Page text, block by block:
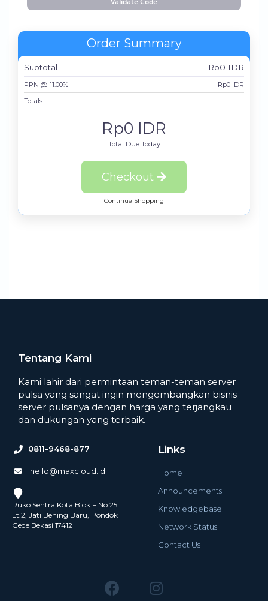
Order Summary
Subtotal Rp0 IDR
PPN @ 11.00%
Rp0 IDR
Totals
Rp0 IDR
Total Due Today
Checkout
Continue Shopping
Tentang Kami
Kami lahir dari permintaan teman-teman server
pulsa yang sangat ingin mengembangkan bisnis
server pulsanya dengan harga yang terjangkau
dan dukungan yang terbaik.
0811-9468-877
hello@maxcloud.id
Ruko Sentra Kota Blok F No.25
Lt.2, Jati Bening Baru, Pondok
Gede Bekasi 17412
Links
Home
Announcements
Knowledgebase
Network Status
Contact Us